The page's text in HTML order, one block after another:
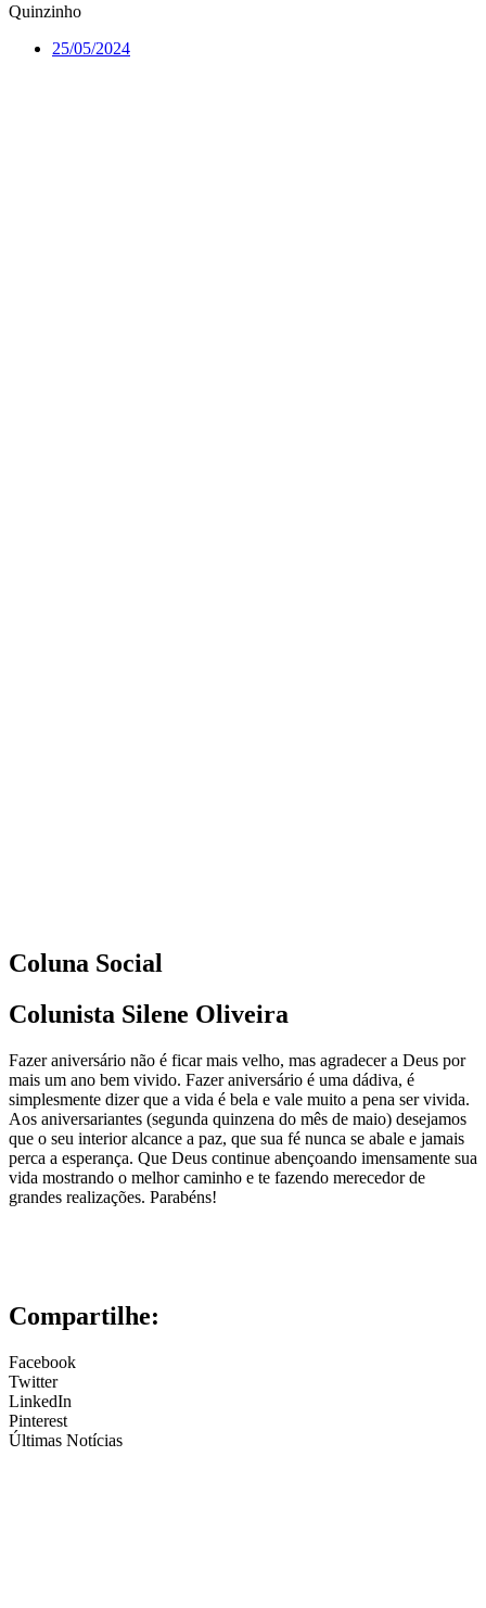
Quinzinho
25/05/2024
Coluna Social
Colunista Silene Oliveira
Fazer aniversário não é ficar mais velho, mas agradecer a Deus por
mais um ano bem vivido. Fazer aniversário é uma dádiva, é
simplesmente dizer que a vida é bela e vale muito a pena ser vivida.
Aos aniversariantes (segunda quinzena do mês de maio) desejamos
que o seu interior alcance a paz, que sua fé nunca se abale e jamais
perca a esperança. Que Deus continue abençoando imensamente sua
vida mostrando o melhor caminho e te fazendo merecedor de
grandes realizações. Parabéns!
Compartilhe:
Facebook
Twitter
LinkedIn
Pinterest
Últimas Notícias